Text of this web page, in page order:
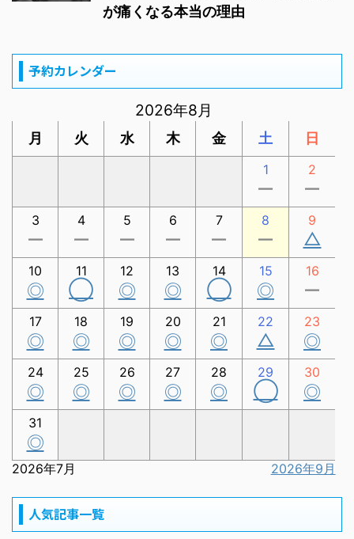
が痛くなる本当の理由
予約カレンダー
2026年8月
月 火 水 木 金 土 日
1
ー
2
ー
3
ー
4
ー
5
ー
6
ー
7
ー
8
ー
9
△
10
◎
11
◯
12
◎
13
◎
14
◯
15
◎
16
ー
17
◎
18
◎
19
◎
20
◎
21
◎
22
△
23
◎
24
◎
25
◎
26
◎
27
◎
28
◎
29
◯
30
◎
31
◎
2026年7月 2026年9月
人気記事一覧